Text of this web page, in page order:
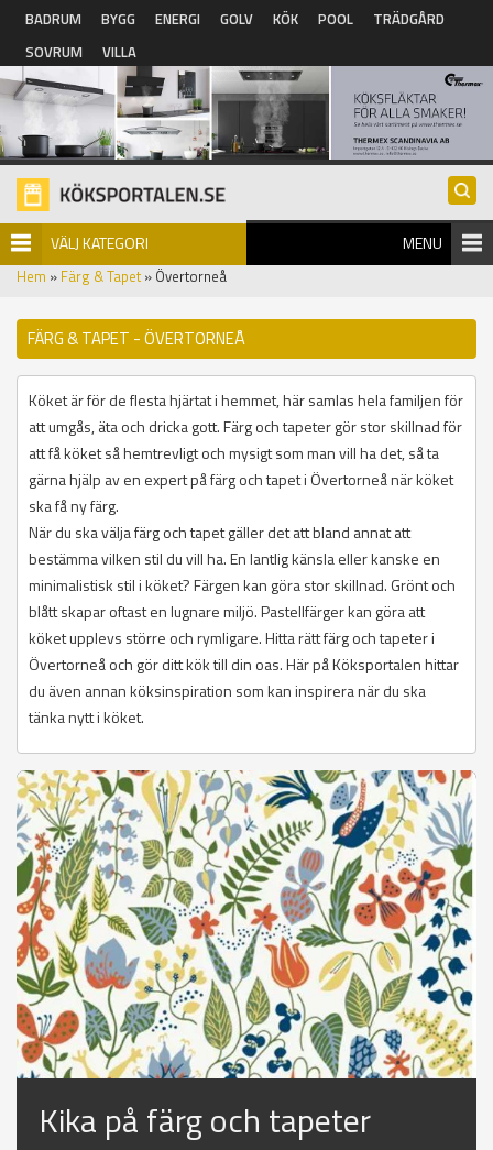
Hoppa till huvudinnehåll
BADRUM BYGG ENERGI GOLV KÖK POOL
TRÄDGÅRD
SOVRUM
VILLA
VÄLJ KATEGORI MENU
Hem » Färg & Tapet» Övertorneå
FÄRG & TAPET - ÖVERTORNEÅ
Köket är för de flesta hjärtat i hemmet, här samlas hela familjen för
att umgås, äta och dricka gott. Färg och tapeter gör stor skillnad för
att få köket så hemtrevligt och mysigt som man vill ha det, så ta
gärna hjälp av en expert på färg och tapet i Övertorneå när köket
ska få ny färg.
När du ska välja färg och tapet gäller det att bland annat att
bestämma vilken stil du vill ha. En lantlig känsla eller kanske en
minimalistisk stil i köket? Färgen kan göra stor skillnad. Grönt och
blått skapar oftast en lugnare miljö. Pastellfärger kan göra att
köket upplevs större och rymligare. Hitta rätt färg och tapeter i
Övertorneå och gör ditt kök till din oas. Här på Köksportalen hittar
du även annan köksinspiration som kan inspirera när du ska
tänka nytt i köket.
Kika på färg och tapeter